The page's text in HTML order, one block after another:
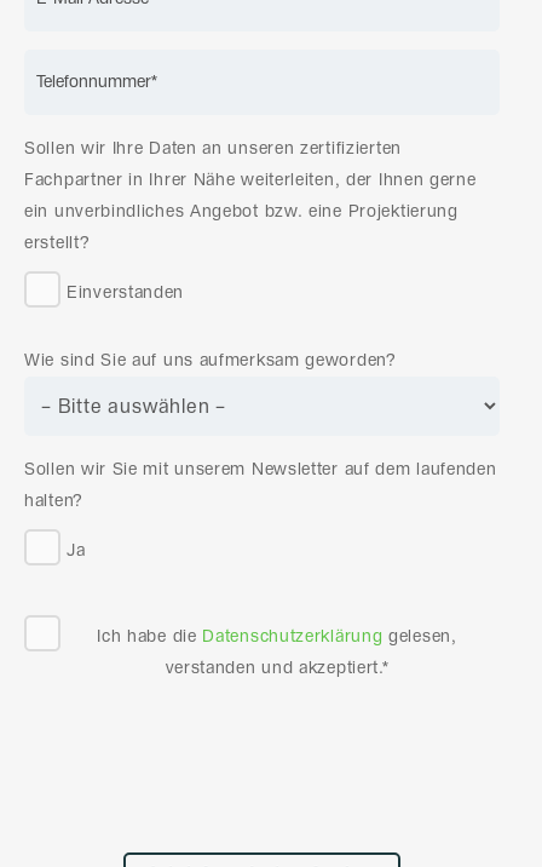
Sollen wir Ihre Daten an unseren zertifizierten
Fachpartner in Ihrer Nähe weiterleiten, der Ihnen gerne
ein unverbindliches Angebot bzw. eine Projektierung
erstellt?
Einverstanden
Wie sind Sie auf uns aufmerksam geworden?
Sollen wir Sie mit unserem Newsletter auf dem laufenden
halten?
Ja
Ich habe die Datenschutzerklärung gelesen,
verstanden und akzeptiert.*